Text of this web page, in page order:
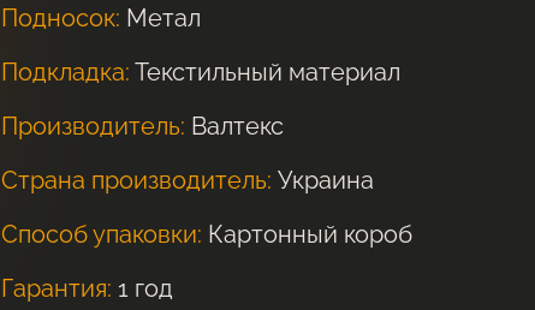
Подносок: Метал
Подкладка: Текстильный материал
Производитель: Валтекс
Страна производитель: Украина
Способ упаковки: Картонный короб
Гарантия: 1 год